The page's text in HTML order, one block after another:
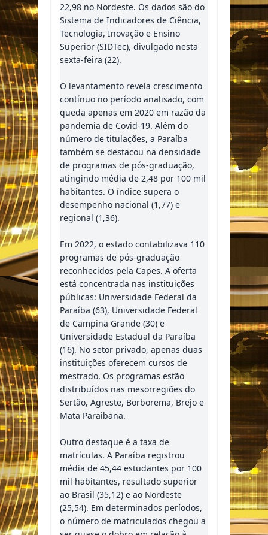
22,98 no Nordeste. Os dados são do
Sistema de Indicadores de Ciência,
Tecnologia, Inovação e Ensino
Superior (SIDTec), divulgado nesta
sexta-feira (22).
O levantamento revela crescimento
contínuo no período analisado, com
queda apenas em 2020 em razão da
pandemia de Covid-19. Além do
número de titulações, a Paraíba
também se destacou na densidade
de programas de pós-graduação,
atingindo média de 2,48 por 100 mil
habitantes. O índice supera o
desempenho nacional (1,77) e
regional (1,36).
Em 2022, o estado contabilizava 110
programas de pós-graduação
reconhecidos pela Capes. A oferta
está concentrada nas instituições
públicas: Universidade Federal da
Paraíba (63), Universidade Federal
de Campina Grande (30) e
Universidade Estadual da Paraíba
(16). No setor privado, apenas duas
instituições oferecem cursos de
mestrado. Os programas estão
distribuídos nas mesorregiões do
Sertão, Agreste, Borborema, Brejo e
Mata Paraibana.
Outro destaque é a taxa de
matrículas. A Paraíba registrou
média de 45,44 estudantes por 100
mil habitantes, resultado superior
ao Brasil (35,12) e ao Nordeste
(25,54). Em determinados períodos,
o número de matriculados chegou a